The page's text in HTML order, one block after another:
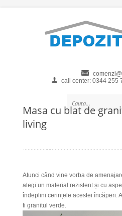
call center: 0344 255
Masa cu blat de
living
Atunci când vine vorba de
alegi un material rezistent și cu
îndeplini cerințele acestei încăperi.
fi granitul verde.